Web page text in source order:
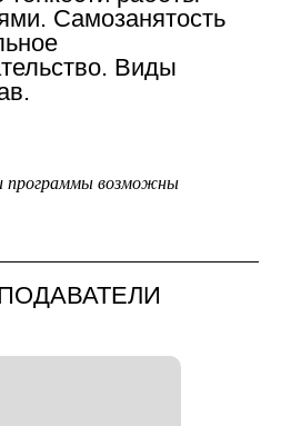
Самозанятость
Виды
программы возможны